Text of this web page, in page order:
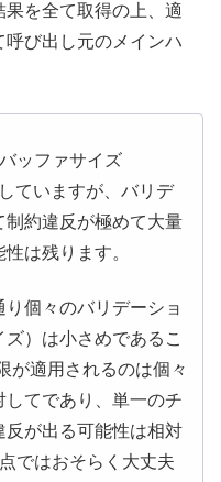
を全て取得の上、適
び出し元のメインハ
ッファサイズ
ていますが、バリデ
制約違反が極めて大量
は残ります。
個々のバリデーショ
）は小さめであるこ
が適用されるのは個々
てであり、単一のチ
反が出る可能性は相対
ではおそらく大丈夫